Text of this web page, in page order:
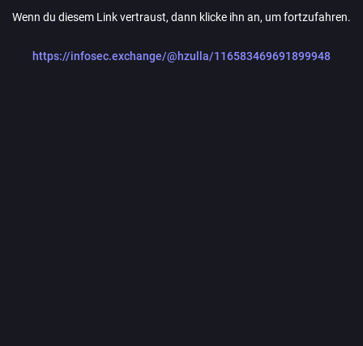
Wenn du diesem Link vertraust, dann klicke ihn an, um fortzufahren.
https://infosec.exchange/@hzulla/116583469691899948